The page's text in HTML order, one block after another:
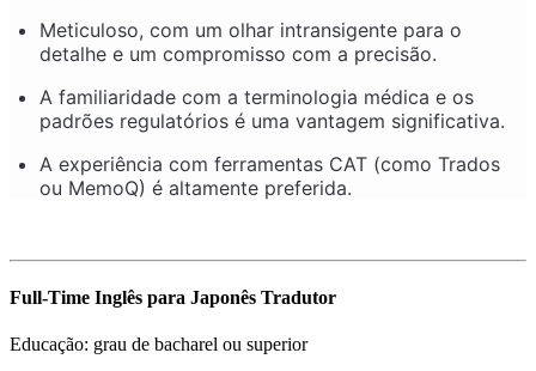
Meticuloso, com um olhar intransigente para o
detalhe e um compromisso com a precisão.
A familiaridade com a terminologia médica e os
padrões regulatórios é uma vantagem significativa.
A experiência com ferramentas CAT (como Trados
ou MemoQ) é altamente preferida.
Full-Time Inglês para Japonês Tradutor
Educação: grau de bacharel ou superior